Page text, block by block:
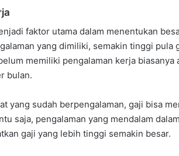
faktor utama dalam menentukan
yang dimiliki, semakin tinggi pula
memiliki pengalaman kerja biasanya
bulan.
yang sudah berpengalaman, gaji bisa
saja, pengalaman yang mendalam
gaji yang lebih tinggi semakin besar.